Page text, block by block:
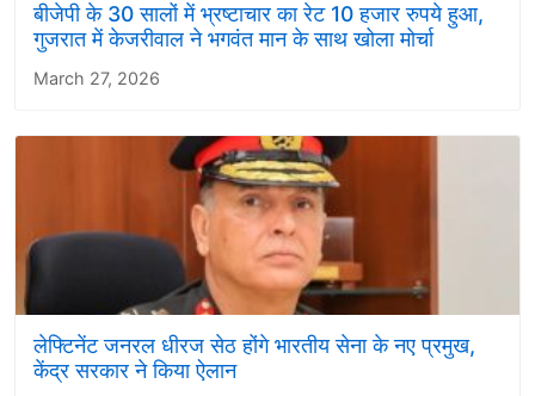
बीजेपी के 30 सालों में भ्रष्टाचार का रेट 10 हजार रुपये हुआ,
गुजरात में केजरीवाल ने भगवंत मान के साथ खोला मोर्चा
March 27, 2026
लेफ्टिनेंट जनरल धीरज सेठ होंगे भारतीय सेना के नए प्रमुख,
केंद्र सरकार ने किया ऐलान